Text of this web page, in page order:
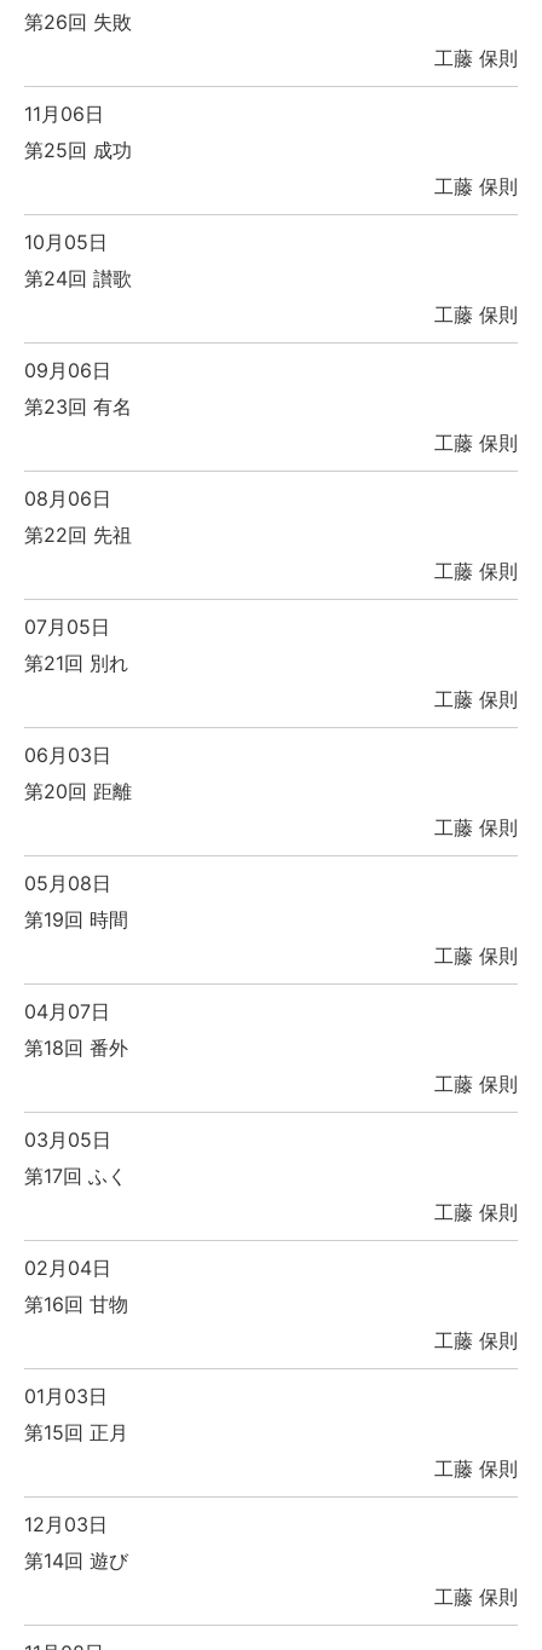
第26回 失敗
工藤 保則
11月06日
第25回 成功
工藤 保則
10月05日
第24回 讃歌
工藤 保則
09月06日
第23回 有名
工藤 保則
08月06日
第22回 先祖
工藤 保則
07月05日
第21回 別れ
工藤 保則
06月03日
第20回 距離
工藤 保則
05月08日
第19回 時間
工藤 保則
04月07日
第18回 番外
工藤 保則
03月05日
第17回 ふく
工藤 保則
02月04日
第16回 甘物
工藤 保則
01月03日
第15回 正月
工藤 保則
12月03日
第14回 遊び
工藤 保則